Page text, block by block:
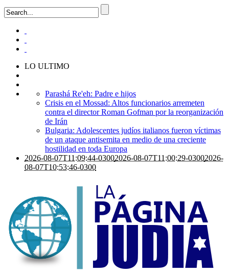
LO ULTIMO
Parashá Re'eh: Padre e hijos
Crisis en el Mossad: Altos funcionarios arremeten
contra el director Roman Gofman por la reorganización
de Irán
Bulgaria: Adolescentes judíos italianos fueron víctimas
de un ataque antisemita en medio de una creciente
hostilidad en toda Europa
2026-08-07T11:09:44-03002026-08-07T11:00:29-03002026-
08-07T10:53:46-0300